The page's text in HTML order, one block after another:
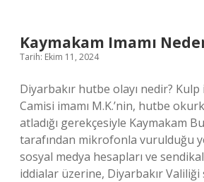
Kaymakam Imamı
Tarih: Ekim 11, 2024
Diyarbakır hutbe olayı nedir?
Camisi imamı M.K.’nin, hutbe
atladığı gerekçesiyle Kaymakam
tarafından mikrofonla vurulduğu
sosyal medya hesapları ve
iddialar üzerine, Diyarbakır